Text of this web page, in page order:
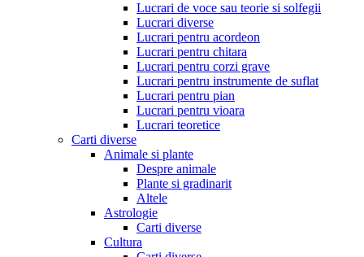
Lucrari de voce sau teorie si solfegii
Lucrari diverse
Lucrari pentru acordeon
Lucrari pentru chitara
Lucrari pentru corzi grave
Lucrari pentru instrumente de suflat
Lucrari pentru pian
Lucrari pentru vioara
Lucrari teoretice
Carti diverse
Animale si plante
Despre animale
Plante si gradinarit
Altele
Astrologie
Carti diverse
Cultura